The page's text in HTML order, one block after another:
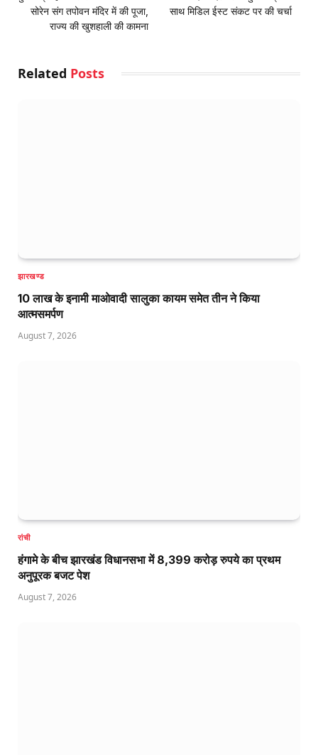
सोरेन संग तपोवन मंदिर में की पूजा,
राज्य की खुशहाली की कामना
साथ मिडिल ईस्ट संकट पर की चर्चा
Related Posts
झारखण्ड
10 लाख के इनामी माओवादी सालुका कायम समेत तीन ने किया
आत्मसमर्पण
August 7, 2026
रांची
हंगामे के बीच झारखंड विधानसभा में 8,399 करोड़ रुपये का प्रथम
अनुपूरक बजट पेश
August 7, 2026